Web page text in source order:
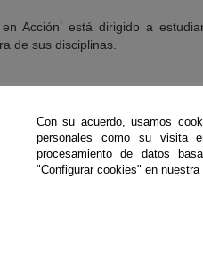
en Acción’ está dirigido a
de sus disciplinas.
A través de la página
Con su acuerdo, usamos
personales como su visita
procesamiento de datos
"Configurar cookies" en nuestra